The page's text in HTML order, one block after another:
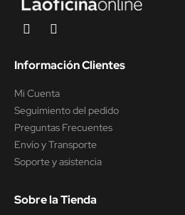
Información Clientes
Mi Cuenta
Seguimiento del pedido
Preguntas Frecuentes
Envío y Transporte
Soporte y asistencia
Sobre la Tienda